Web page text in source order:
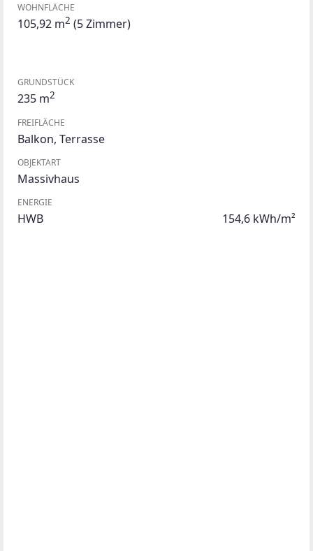
WOHNFLÄCHE
105,92 m2 (5 Zimmer)
GRUNDSTÜCK
235 m2
FREIFLÄCHE
Balkon, Terrasse
OBJEKTART
Massivhaus
ENERGIE
HWB 154,6 kWh/m²